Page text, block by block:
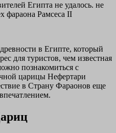
Египта не удалось. не
фараона Рамсеса II
в Египте, который
для туристов, чем известная
познакомиться с
царицы Нефертари
в Страну Фараонов еще